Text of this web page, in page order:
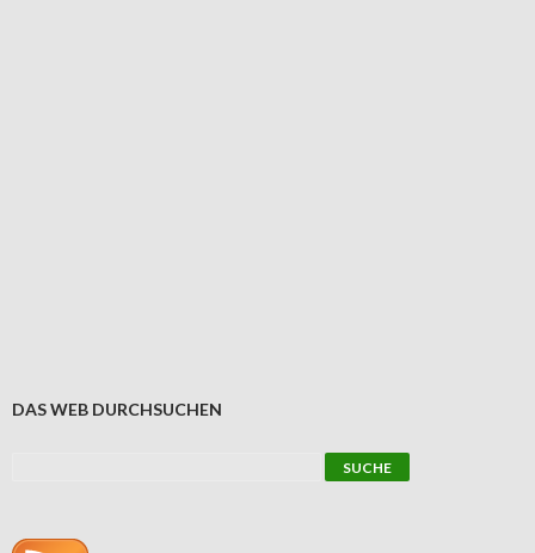
DAS WEB DURCHSUCHEN